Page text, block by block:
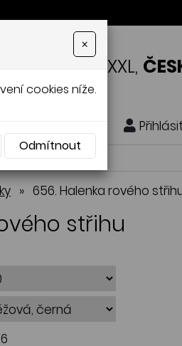
VELIKOSTI XXL,
Přihlásit
» 656. Halenka rového
střihu
×
cookies níže.
Odmítnout